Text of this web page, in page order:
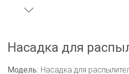
Насадка для
Модель: Насадка для